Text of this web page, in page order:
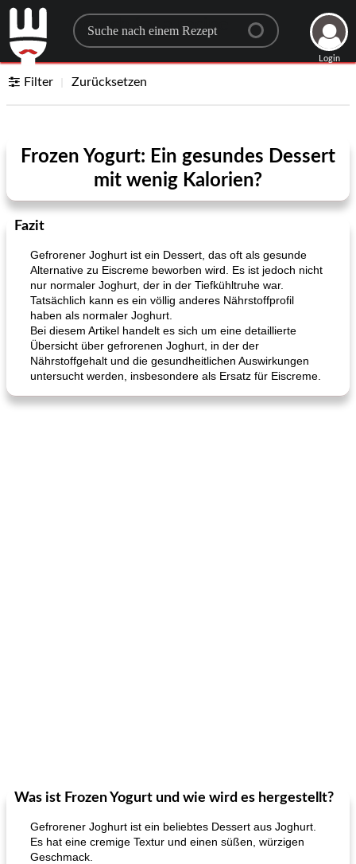
Search for a recipe
Login
Filter Zurücksetzen
Frozen Yogurt: Ein gesundes Dessert
mit wenig Kalorien?
Fazit
Gefrorener Joghurt ist ein Dessert, das oft als gesunde
Alternative zu Eiscreme beworben wird. Es ist jedoch nicht
nur normaler Joghurt, der in der Tiefkühltruhe war.
Tatsächlich kann es ein völlig anderes Nährstoffprofil
haben als normaler Joghurt.
Bei diesem Artikel handelt es sich um eine detaillierte
Übersicht über gefrorenen Joghurt, in der der
Nährstoffgehalt und die gesundheitlichen Auswirkungen
untersucht werden, insbesondere als Ersatz für Eiscreme.
Was ist Frozen Yogurt und wie wird es hergestellt?
Gefrorener Joghurt ist ein beliebtes Dessert aus Joghurt.
Es hat eine cremige Textur und einen süßen, würzigen
Geschmack.